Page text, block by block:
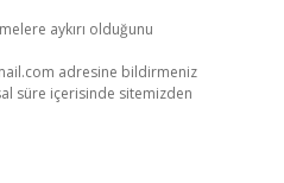
aykırı olduğunu
adresine bildirmeniz
süre içerisinde sitemizden